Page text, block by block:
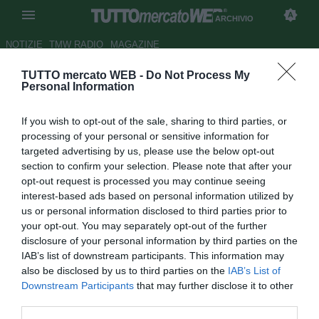
TUTTO mercato WEB - Do Not Process My
Personal Information
If you wish to opt-out of the sale, sharing to third parties, or
processing of your personal or sensitive information for
targeted advertising by us, please use the below opt-out
section to confirm your selection. Please note that after your
opt-out request is processed you may continue seeing
interest-based ads based on personal information utilized by
us or personal information disclosed to third parties prior to
your opt-out. You may separately opt-out of the further
disclosure of your personal information by third parties on the
IAB’s list of downstream participants. This information may
also be disclosed by us to third parties on the IAB’s List of
Downstream Participants that may further disclose it to other
ARCHIVIO
NOTIZIE TMW RADIO MAGAZINE
Roma, Pizarro: "Troppa politica
Autore Appi .
16.10.2007 08:06
vedi letture
"E' assurdo che in tante parti del mondo si combatte e si